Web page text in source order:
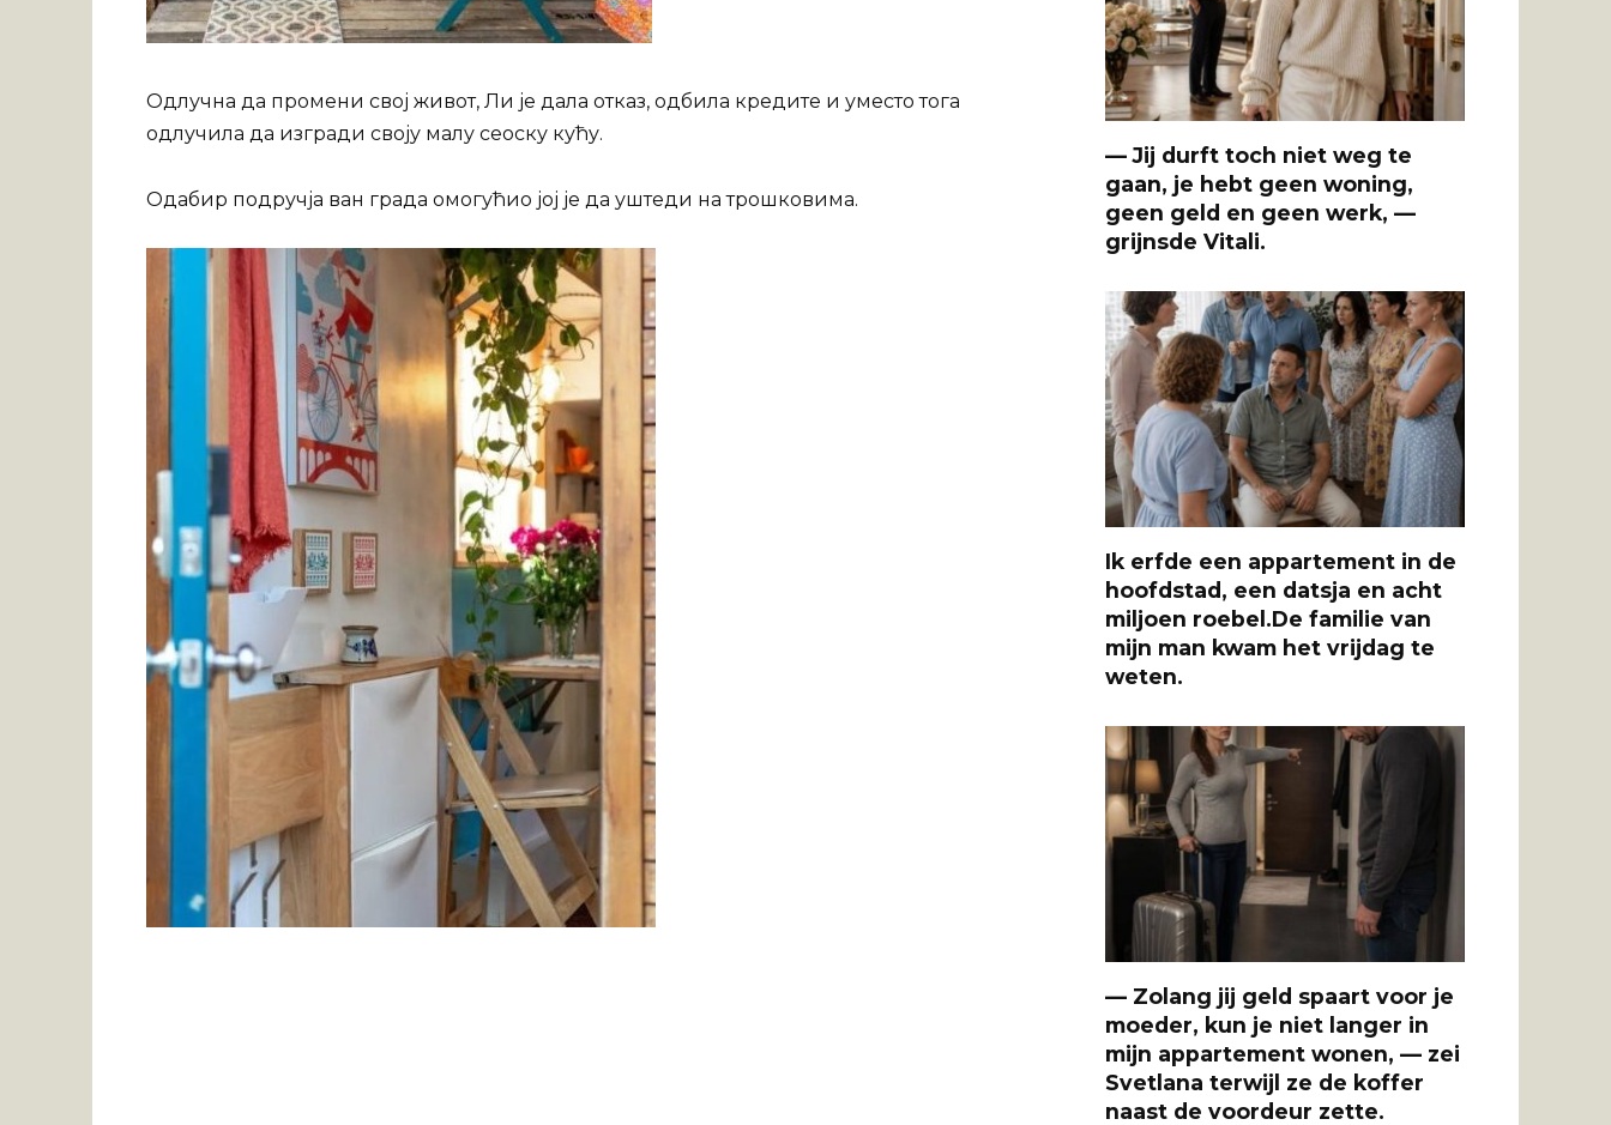
Одлучна да промени свој живот, Ли је дала отказ, одбила кредите и уместо тога
одлучила да изгради своју малу сеоску кућу.
Одабир подручја ван града омогућио јој је да уштеди на трошковима.
— Jij durft toch niet weg te
gaan, je hebt geen woning,
geen geld en geen werk, —
grijnsde Vitali.
Ik erfde een appartement in de
hoofdstad, een datsja en acht
miljoen roebel.De familie van
mijn man kwam het vrijdag te
weten.
— Zolang jij geld spaart voor je
moeder, kun je niet langer in
mijn appartement wonen, — zei
Svetlana terwijl ze de koffer
naast de voordeur zette.